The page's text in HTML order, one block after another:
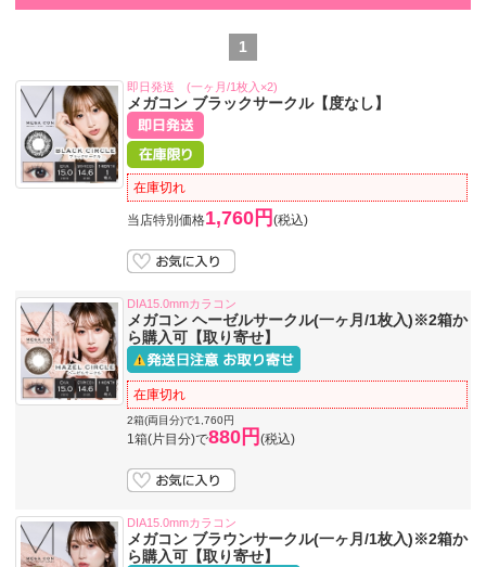
1
即日発送 (一ヶ月/1枚入×2)
メガコン ブラックサークル【度なし】
在庫切れ
当店特別価格1,760円 (税込)
DIA15.0mmカラコン
メガコン ヘーゼルサークル(一ヶ月/1枚入)※2箱か
ら購入可【取り寄せ】
在庫切れ
2箱(両目分)で1,760円
1箱(片目分)で880円 (税込)
DIA15.0mmカラコン
メガコン ブラウンサークル(一ヶ月/1枚入)※2箱か
ら購入可【取り寄せ】